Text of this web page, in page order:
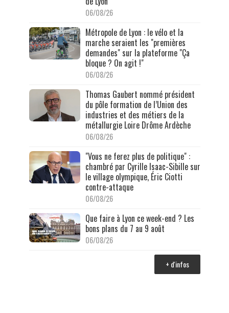
06/08/26
Métropole de Lyon : le vélo et la
marche seraient les "premières
demandes" sur la plateforme "Ça
bloque ? On agit !"
06/08/26
Thomas Gaubert nommé président
du pôle formation de l’Union des
industries et des métiers de la
métallurgie Loire Drôme Ardèche
06/08/26
"Vous ne ferez plus de politique" :
chambré par Cyrille Isaac-Sibille sur
le village olympique, Éric Ciotti
contre-attaque
06/08/26
Que faire à Lyon ce week-end ? Les
bons plans du 7 au 9 août
06/08/26
+ d'infos